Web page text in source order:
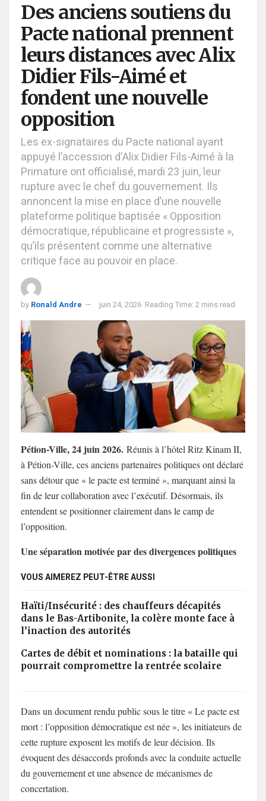
Des anciens soutiens du
Pacte national prennent
leurs distances avec Alix
Didier Fils-Aimé et
fondent une nouvelle
opposition
Les ex-signataires du Pacte national ayant
appuyé l’accession d’Alix Didier Fils-Aimé à la
Primature ont officialisé, mardi 23 juin, leur
rupture avec le chef du gouvernement. Ils
annoncent la mise en place d’une nouvelle
plateforme politique baptisée « Opposition
démocratique, républicaine et progressiste »,
qu’ils présentent comme une alternative
critique face au pouvoir en place.
by Ronald Andre juin 24, 2026 Reading Time: 2 mins read
Pétion-Ville, 24 juin 2026. Réunis à l’hôtel Ritz Kinam II,
à Pétion-Ville, ces anciens partenaires politiques ont déclaré
sans détour que « le pacte est terminé », marquant ainsi la
fin de leur collaboration avec l’exécutif. Désormais, ils
entendent se positionner clairement dans le camp de
l’opposition.
Une séparation motivée par des divergences politiques
VOUS AIMEREZ PEUT-ÊTRE AUSSI
Haïti/Insécurité : des chauffeurs décapités
dans le Bas-Artibonite, la colère monte face à
l’inaction des autorités
Cartes de débit et nominations : la bataille qui
pourrait compromettre la rentrée scolaire
Dans un document rendu public sous le titre « Le pacte est
mort : l’opposition démocratique est née », les initiateurs de
cette rupture exposent les motifs de leur décision. Ils
évoquent des désaccords profonds avec la conduite actuelle
du gouvernement et une absence de mécanismes de
concertation.